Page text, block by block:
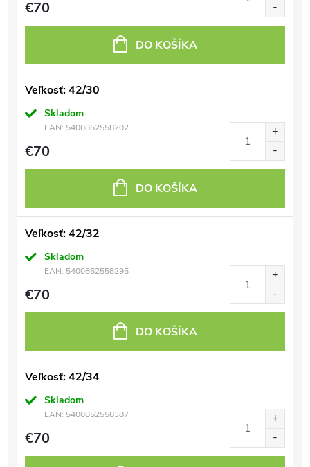
€70
DO KOŠÍKA
Veľkosť: 42/30
Skladom
EAN: 5400852558202
€70
DO KOŠÍKA
Veľkosť: 42/32
Skladom
EAN: 5400852558295
€70
DO KOŠÍKA
Veľkosť: 42/34
Skladom
EAN: 5400852558387
€70